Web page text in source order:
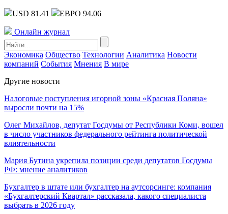
USD 81.41 ЕВРО 94.06
Онлайн журнал
Экономика Общество Технологии Аналитика Новости
компаний События Мнения В мире
Другие новости
Налоговые поступления игорной зоны «Красная Поляна»
выросли почти на 15%
Олег Михайлов, депутат Госдумы от Республики Коми, вошел
в число участников федерального рейтинга политической
влиятельности
Мария Бутина укрепила позиции среди депутатов Госдумы
РФ: мнение аналитиков
Бухгалтер в штате или бухгалтер на аутсорсинге: компания
«Бухгалтерский Квартал» рассказала, какого специалиста
выбрать в 2026 году